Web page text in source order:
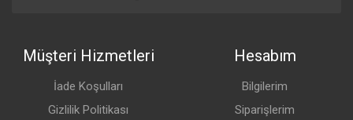
Müşteri Hizmetleri
İade Koşulları
Gizlilik Politikası
Hesabım
Bilgilerim
Siparişlerim